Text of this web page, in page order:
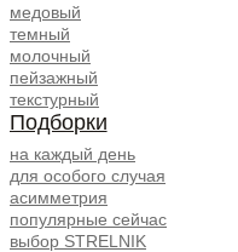
медовый
темный
молочный
пейзажный
текстурный
Подборки
на каждый день
для особого случая
асимметрия
популярные сейчас
выбор STRELNIK